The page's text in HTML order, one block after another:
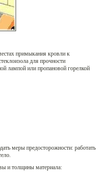
примыкания кровли к
для прочности
лампой или пропановой горелкой
меры предосторожности: работать
и толщины материала: